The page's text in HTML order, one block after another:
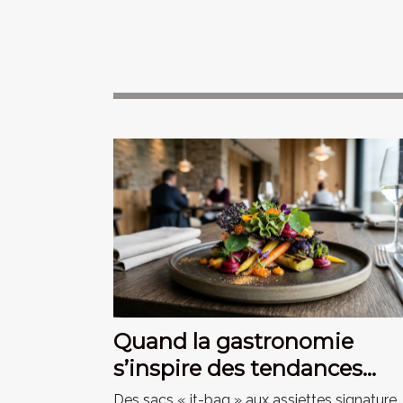
Quand la gastronomie
s’inspire des tendances
mode du moment